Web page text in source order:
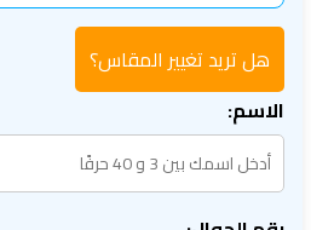
هل تريد تغيير المقاس؟
الاسم: